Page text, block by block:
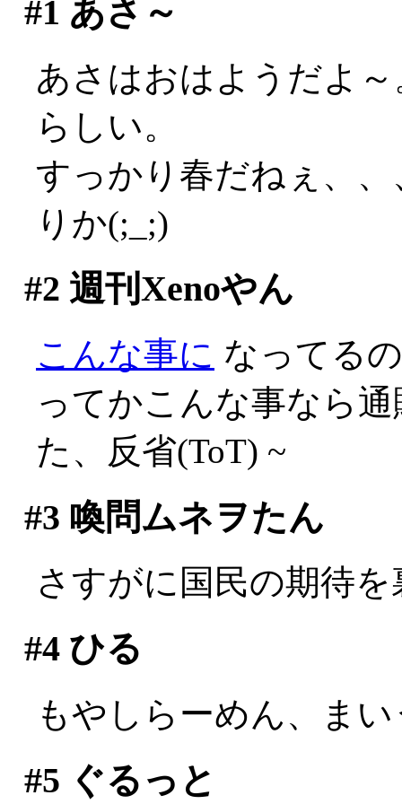
#1 あさ～
あさはおはようだよ
らしい。
すっかり春だねぇ、
りか(;_;)
#2 週刊Xenoやん
こんな事に なってる
ってかこんな事なら
た、反省(ToT) ~
#3 喚問ムネヲたん
さすがに国民の期待
#4ひる
もやしらーめん、ま
#5 ぐるっと